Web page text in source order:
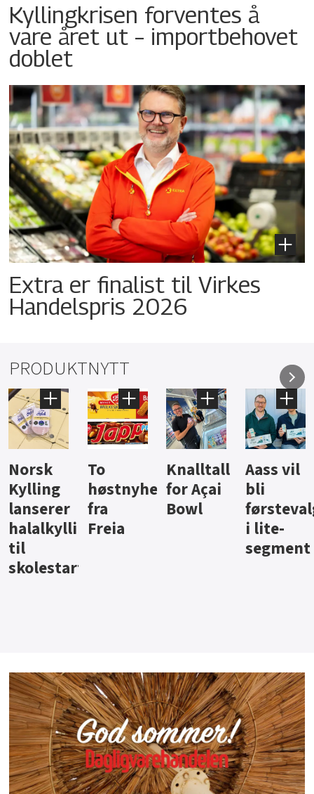
Kyllingkrisen forventes å
vare året ut – importbehovet
doblet
Extra er finalist til Virkes
Handelspris 2026
PRODUKTNYTT
Knalltall
for Açai
Bowl
Aass vil
bli
førstevalg
i lite-
Brus og
jus fra
Berentsen
Hard
iste fra
Hansa